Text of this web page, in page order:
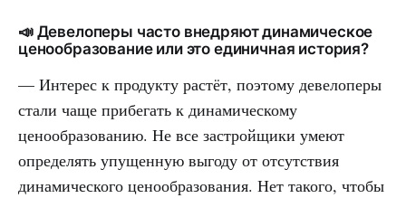
📣 Девелоперы часто внедряют динамическое
ценообразование или это единичная история?
— Интерес к продукту растёт, поэтому девелоперы
стали чаще прибегать к динамическому
ценообразованию. Не все застройщики умеют
определять упущенную выгоду от отсутствия
динамического ценообразования. Нет такого, чтобы